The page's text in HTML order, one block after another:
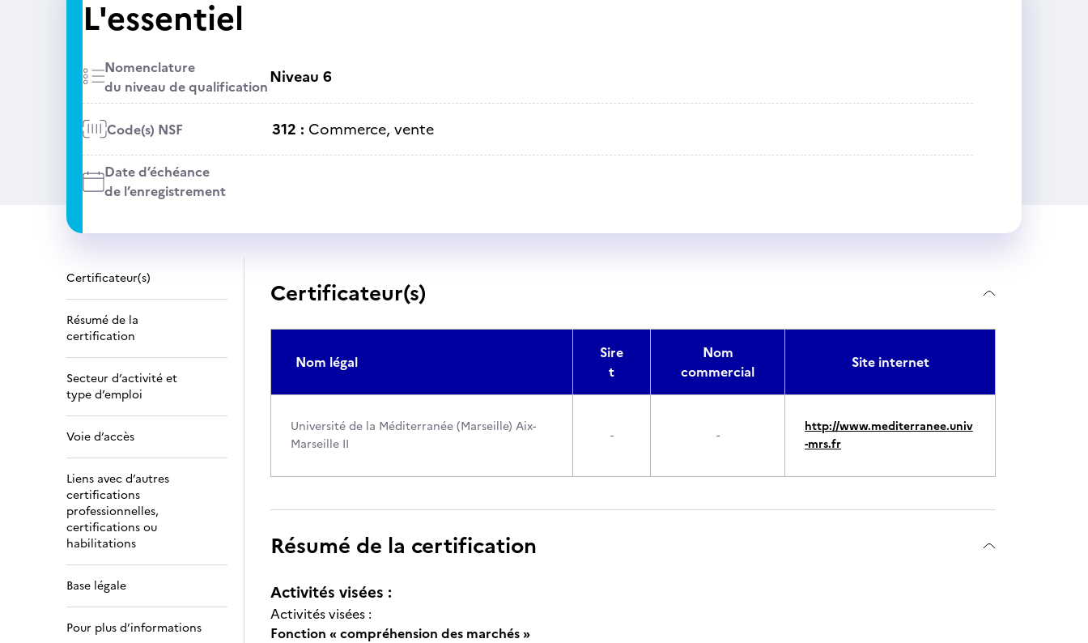
L'essentiel
Nomenclature
du niveau de qualificationNiveau 6
Code(s) NSF 312 : Commerce, vente
Date d’échéance
de l’enregistrement
Certificateur(s)
Résumé de la
certification
Secteur d’activité et
type d’emploi
Voie d’accès
Liens avec d’autres
certifications
professionnelles,
certifications ou
habilitations
Base légale
Pour plus d’informations
Certificateur(s)
Nom légal
Sire
t
Nom
commercial
Site internet
Université de la Méditerranée (Marseille) Aix-
Marseille II
- -
http://www.mediterranee.univ
-mrs.fr
Résumé de la certification
Activités visées :
Activités visées :
Fonction « compréhension des marchés »